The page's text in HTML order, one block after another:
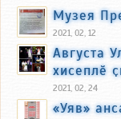
Музея
2021, 02, 12
Августа
хисеплӗ
2021, 02, 24
«Уяв»